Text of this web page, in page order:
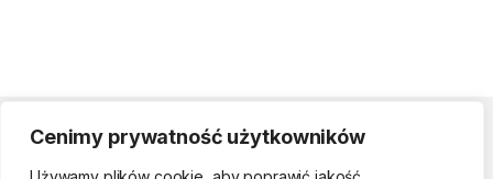
Cenimy prywatność użytkowników
Strefa klienta